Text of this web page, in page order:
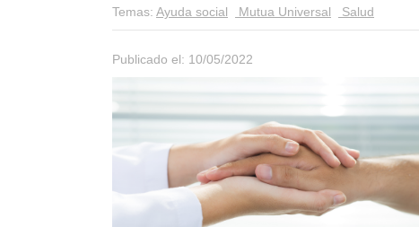
Temas: Ayuda social Mutua Universal Salud
Publicado el: 10/05/2022